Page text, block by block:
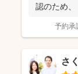
認のため
予約承
さ